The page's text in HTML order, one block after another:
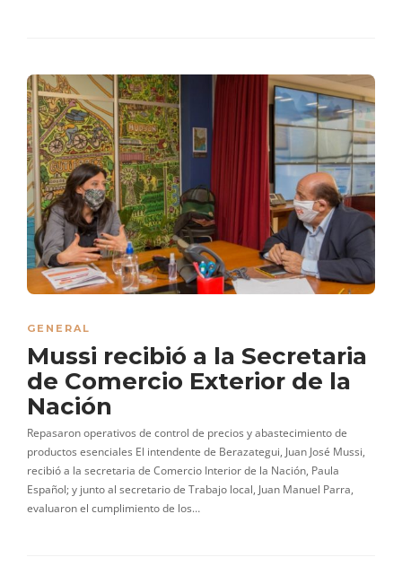
GENERAL
Mussi recibió a la Secretaria
de Comercio Exterior de la
Nación
Repasaron operativos de control de precios y abastecimiento de
productos esenciales El intendente de Berazategui, Juan José Mussi,
recibió a la secretaria de Comercio Interior de la Nación, Paula
Español; y junto al secretario de Trabajo local, Juan Manuel Parra,
evaluaron el cumplimiento de los…